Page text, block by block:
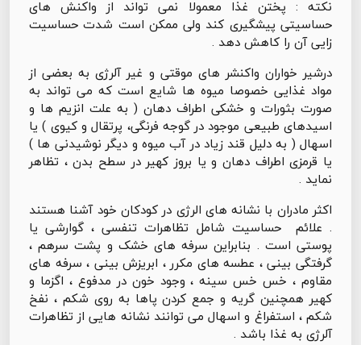
نکته : پختن غذا معمولا نمی تواند از واکنش های
حساسیتی پیشگیری کند ولی ممکن است شدت حساسیت
زایی آن را کاهش دهد .
درشیر خواران واکنشر های موقتی و غیر آلرژی به بعضی از
مواد غذایی خصوصا میوه ها شایع است که می تواند به
صورت بثورات و خشکی اطراف دهان ( به علت انزیم ها و
اسیدهای طبیعی موجود در گوجه فرنگی، پرتقال و کیوی ) یا
اسهال ( به دلیل قند زیاد در آب میوه و دیگر نوشیدنی ها )
یا قرمزی اطراف دهان و یا بروز کهیر در سطح بدن ، تظاهر
نماید .
اکثر مادران با نشانه های الرژی در کودکان خود آشنا هستند
. علائم حساسیت شامل تظاهرات تنفسی ، گوارشی یا
پوستی است . بنابراین سرفه های خشک و پشت سرهم ،
گرفتگی بینی ، عطسه های مکرر ، ابریزش بینی ، سرفه های
مقاوم ، خس خس سینه ، وجود خون در مدفوع ، اگزما و
کهیر همچنین گریه و جمع کردن پاها به روی شکم ، نفخ
شکم ، استفراغ و اسهال می توانند نشانه هایی از تظاهرات
آلرژی به غذا باشد .